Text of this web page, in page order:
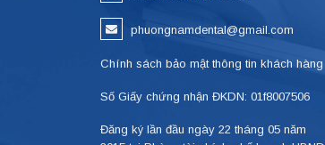
phuongnamdental@gmail.com
Chính sách bảo mật thông tin khách hàng
Số Giấy chứng nhận ĐKDN: 01f8007506
Đăng ký lần đầu ngày 22 tháng 05 năm